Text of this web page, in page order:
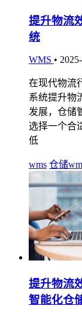
提升物流
统
WMS •
在现代物流
系统提升物
发展，仓储
选择一个合
低
wms 仓储
提升物流
智能化仓